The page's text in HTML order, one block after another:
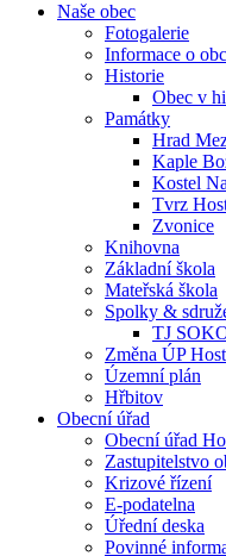
Naše obec
Fotogalerie
Informace o
Historie
Obec v
Památky
Hrad
Kaple
Kostel
Tvrz
Zvonice
Knihovna
Základní škola
Mateřská škola
Spolky &
TJ
Změna ÚP
Územní plán
Hřbitov
Obecní úřad
Obecní úřad
Zastupitelstvo
Krizové řízení
E-podatelna
Úřední deska
Povinné